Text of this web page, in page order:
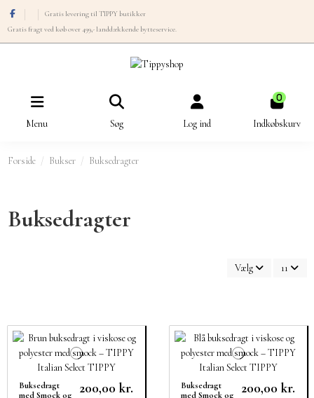
Gratis levering til TIPPY butikker
Gratis fragt ved køb over 499,- landdækkende bytteservice.
Menu Søg Log ind
0
Indkøbskurv
Forside Bukser Buksedragter
Buksedragter
Vælg 11
Buksedragt
med Smock og
200,00 kr.
Buksedragt
med Smock og
200,00 kr.